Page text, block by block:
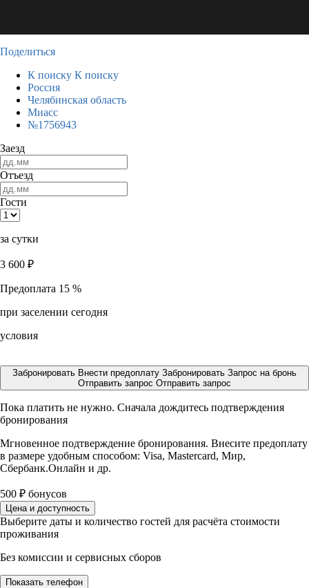
Поделиться
К поиску К поиску
Россия
Челябинская область
Миасс
№1756943
Заезд
Отъезд
Гости
за сутки
3 600 ₽
Предоплата 15 %
при заселении сегодня
условия
Забронировать Внести предоплату Забронировать Запрос на бронь
Отправить запрос Отправить запрос
Пока платить не нужно. Сначала дождитесь подтверждения
бронирования
Мгновенное подтверждение бронирования. Внесите предоплату
в размере удобным способом: Visa, Mastercard, Мир,
Сбербанк.Онлайн и др.
500 ₽ бонусов
Цена и доступность
Выберите даты и количество гостей для расчёта стоимости
проживания
Без комиссии и сервисных сборов
Показать телефон